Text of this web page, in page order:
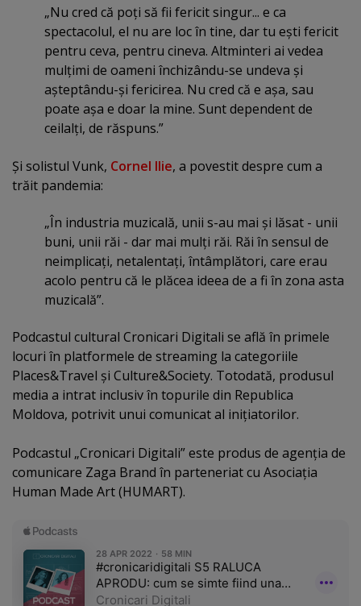
„Nu cred că poţi să fii fericit singur... e ca
spectacolul, el nu are loc în tine, dar tu eşti fericit
pentru ceva, pentru cineva. Altminteri ai vedea
mulţimi de oameni închizându-se undeva şi
aşteptându-şi fericirea. Nu cred că e aşa, sau
poate aşa e doar la mine. Sunt dependent de
ceilalţi, de răspuns.”
Şi solistul Vunk, Cornel Ilie, a povestit despre cum a
trăit pandemia:
„În industria muzicală, unii s-au mai şi lăsat - unii
buni, unii răi - dar mai mulţi răi. Răi în sensul de
neimplicaţi, netalentaţi, întâmplători, care erau
acolo pentru că le plăcea ideea de a fi în zona asta
muzicală”.
Podcastul cultural Cronicari Digitali se află în primele
locuri în platformele de streaming la categoriile
Places&Travel şi Culture&Society. Totodată, produsul
media a intrat inclusiv în topurile din Republica
Moldova, potrivit unui comunicat al iniţiatorilor.
Podcastul „Cronicari Digitali” este produs de agenţia de
comunicare Zaga Brand în parteneriat cu Asociaţia
Human Made Art (HUMART).